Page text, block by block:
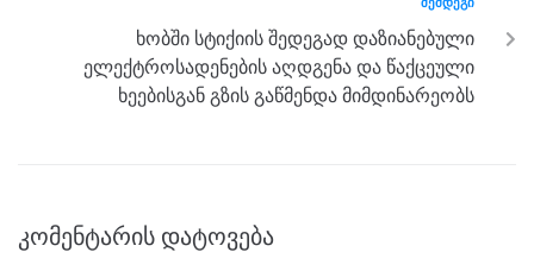
ხობში სტიქიის შედეგად დაზიანებული
ელექტროსადენების აღდგენა და წაქცეული
ხეებისგან გზის გაწმენდა მიმდინარეობს
კომენტარის დატოვება